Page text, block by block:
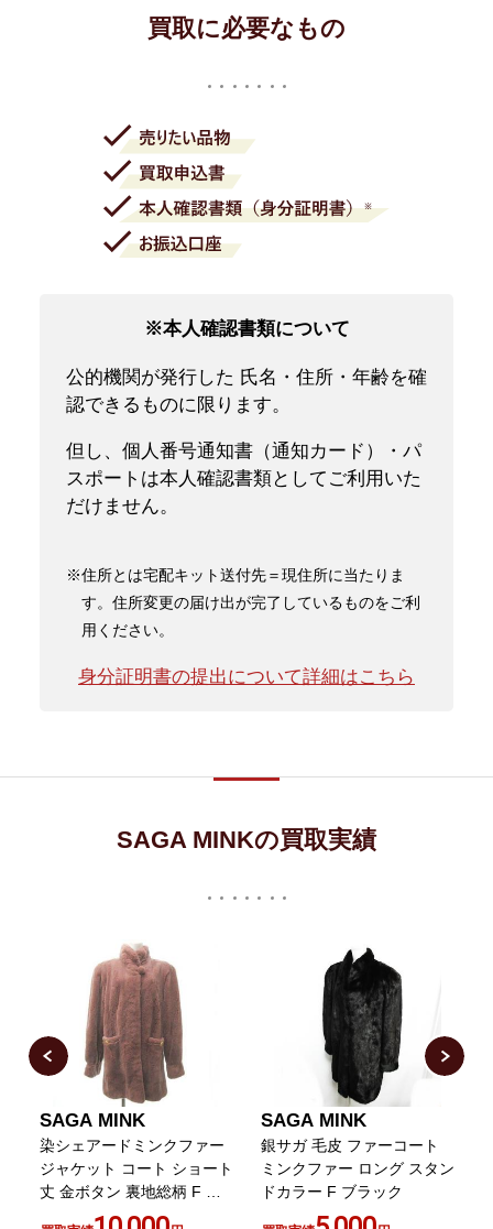
買取に必要なもの
※本人確認書類について
公的機関が発行した 氏名・住所・年齢を確
認できるものに限ります。
但し、個人番号通知書（通知カード）・パ
スポートは本人確認書類としてご利用いた
だけません。
※住所とは宅配キット送付先＝現住所に当たりま
す。住所変更の届け出が完了しているものをご利
用ください。
身分証明書の提出について詳細はこちら
SAGA MINKの買取実績
SAGA MINK
染シェアードミンクファー
ジャケット コート ショート
丈 金ボタン 裏地総柄 F ピ
SAGA MINK
銀サガ 毛皮 ファーコート
ミンクファー ロング スタン
ドカラー F ブラック